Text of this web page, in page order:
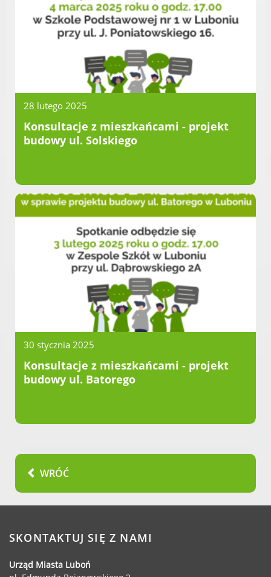
Poznańska Lokalna Organizacja
Turystyczna
Urząd statystyczny w Poznaniu
Instytut Rozwoju Wsi i Rolnictwa
Polskiej Akademii Nauk
Instytut Skrzynki
Przemysłu Rolno-Spożywczego w
Szreniawie
Państwowe Gospodarstwo Wodne
Wody Polskie
KONTAKT
Dane adresowe, wydziały i sprawy
28 lutego 2025
Konsultacje z mieszkańcami - projekt
budowy ul. Solskiego
30 stycznia 2025
Konsultacje z mieszkańcami - projekt
budowy ul. Batorego
WRÓĆ
SKONTAKTUJ SIĘ Z NAMI
Urząd Miasta Luboń